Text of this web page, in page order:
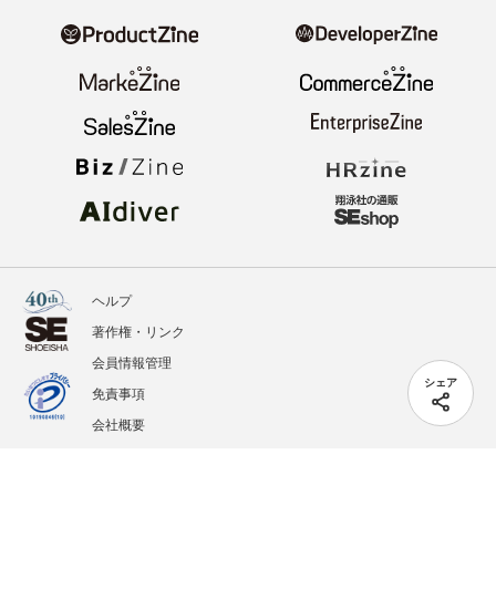
シェア
ヘルプ
著作権・リンク
会員情報管理
免責事項
会社概要